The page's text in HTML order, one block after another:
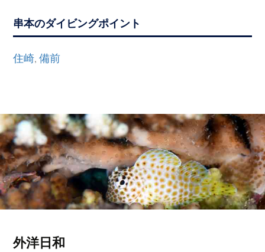
串本のダイビングポイント
住崎,備前
外洋日和